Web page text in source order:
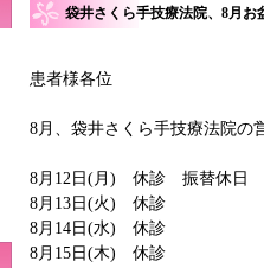
袋井さくら手技療法院、8月お
患者様各位
8月、袋井さくら手技療法院の
8月12日(月) 休診 振替休日
8月13日(火) 休診
8月14日(水) 休診
8月15日(木) 休診